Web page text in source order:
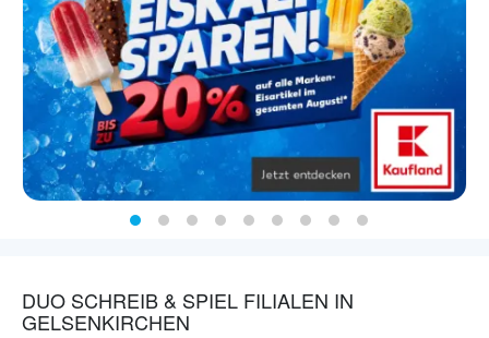
DUO SCHREIB & SPIEL FILIALEN IN
GELSENKIRCHEN